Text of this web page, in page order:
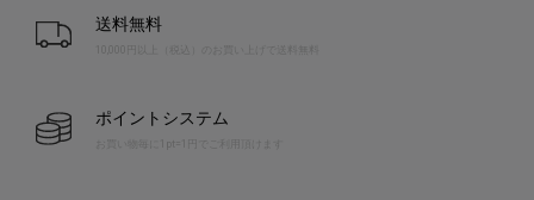
送料無料
10,000円以上（税込）のお買い上げで送料無料
ポイントシステム
お買い物毎に1pt=1円でご利用頂けます